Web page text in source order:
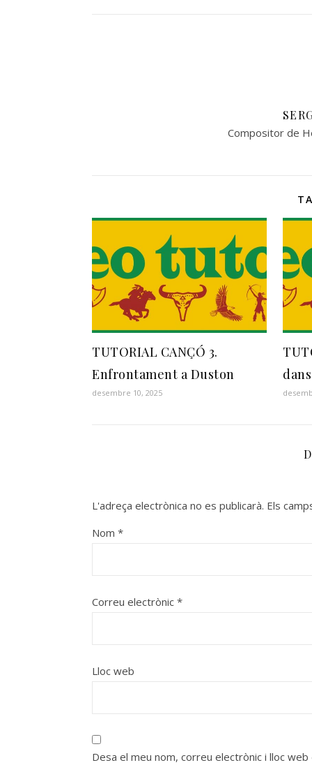
Compositor de
TUTORIAL CANÇÓ 3.
Enfrontament a Duston
desembre 10, 2025
L'adreça electrònica no es publicarà. Els
Nom *
Correu electrònic *
Lloc web
Desa el meu nom, correu electrònic i lloc